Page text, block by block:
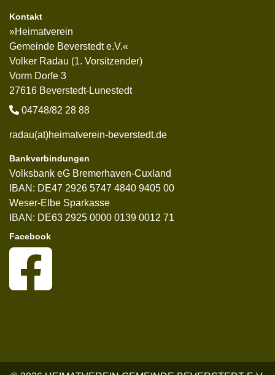
Kontakt
»Heimatverein
Gemeinde Beverstedt e.V.«
Volker Radau (1. Vorsitzender)
Vorm Dorfe 3
27616 Beverstedt-Lunestedt
04748/82 28 88
radau(at)heimatverein-beverstedt.de
Bankverbindungen
Volksbank eG Bremerhaven-Cuxland
IBAN: DE47 2926 5747 4840 9405 00
Weser-Elbe Sparkasse
IBAN: DE63 2925 0000 0139 0012 71
Facebook